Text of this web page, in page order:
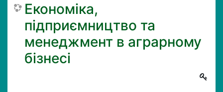
Економіка,
підприємництво та
менеджмент в аграрному
бізнесі